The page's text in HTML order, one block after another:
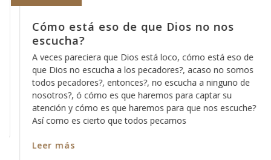
Cómo está eso de que Dios no nos
escucha?
A veces pareciera que Dios está loco, cómo está eso de
que Dios no escucha a los pecadores?, acaso no somos
todos pecadores?, entonces?, no escucha a ninguno de
nosotros?, ó cómo es que haremos para captar su
atención y cómo es que haremos para que nos escuche?
Así como es cierto que todos pecamos
Leer más